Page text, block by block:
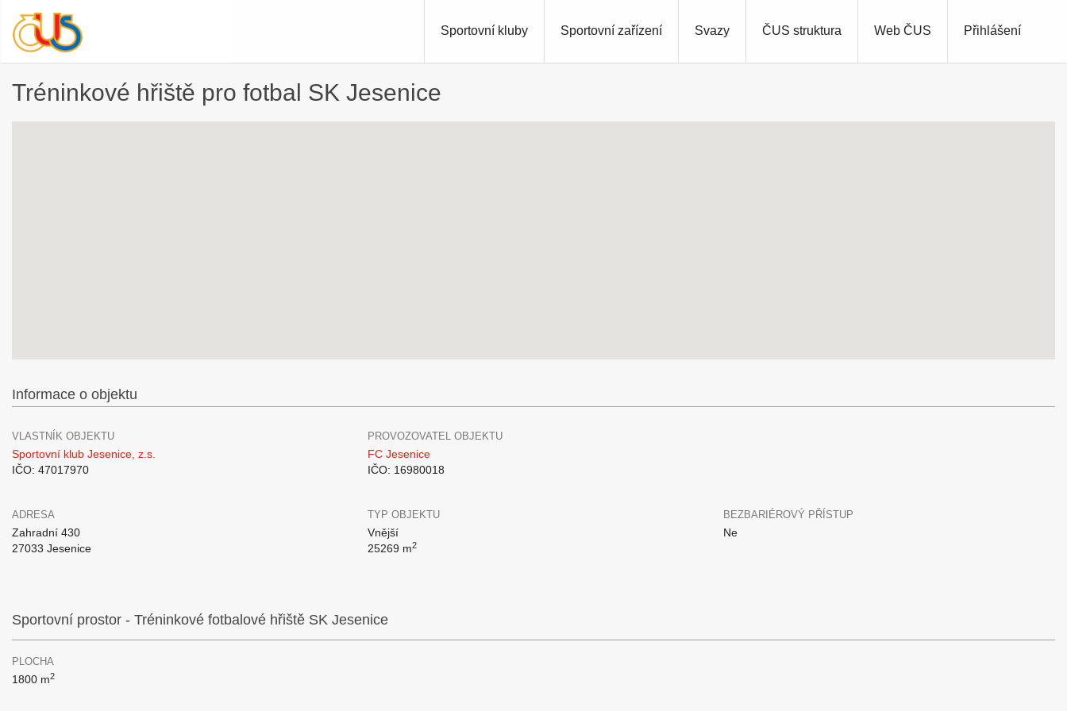
Přihlášení
Sportovní kluby Sportovní zařízení Svazy ČUS struktura Web ČUS
Tréninkové hřiště pro fotbal SK Jesenice
Informace o objektu
VLASTNÍK OBJEKTU
Sportovní klub Jesenice, z.s.
IČO: 47017970
PROVOZOVATEL OBJEKTU
FC Jesenice
IČO: 16980018
ADRESA
Zahradní 430
27033 Jesenice
TYP OBJEKTU
Vnější
25269 m2
BEZBARIÉROVÝ PŘÍSTUP
Ne
Sportovní prostor - Tréninkové fotbalové hřiště SK Jesenice
PLOCHA
1800 m2